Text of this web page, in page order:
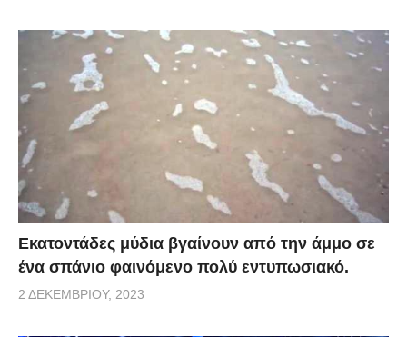
Εκατοντάδες μύδια βγαίνουν από την άμμο σε
ένα σπάνιο φαινόμενο πολύ εντυπωσιακό.
2 ΔΕΚΕΜΒΡΊΟΥ, 2023